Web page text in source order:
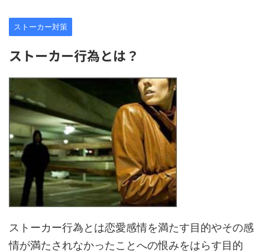
ストーカー対策
ストーカー行為とは？
ストーカー行為とは恋愛感情を満たす目的やその感
情が満たされなかったことへの恨みをはらす目的